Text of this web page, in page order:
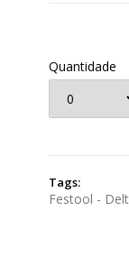
Quantidade
Tags:
Festool -